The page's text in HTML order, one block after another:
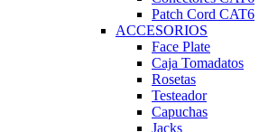
Patch Cord CAT6
ACCESORIOS
Face Plate
Caja Tomadatos
Rosetas
Testeador
Capuchas
Jacks